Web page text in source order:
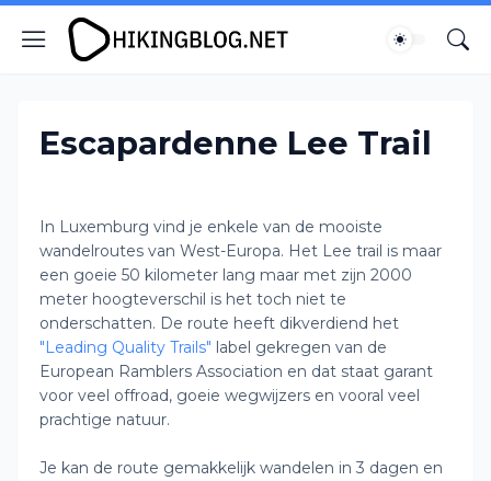
Escapardenne Lee Trail
In Luxemburg vind je enkele van de mooiste
wandelroutes van West-Europa. Het Lee trail is maar
een goeie 50 kilometer lang maar met zijn 2000
meter hoogteverschil is het toch niet te
onderschatten. De route heeft dikverdiend het
"Leading Quality Trails" label gekregen van de
European Ramblers Association en dat staat garant
voor veel offroad, goeie wegwijzers en vooral veel
prachtige natuur.
Je kan de route gemakkelijk wandelen in 3 dagen en